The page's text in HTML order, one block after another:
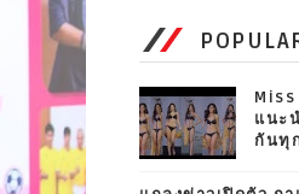
แนะ
กันทุ